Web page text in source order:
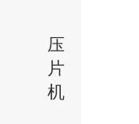
压
片
机